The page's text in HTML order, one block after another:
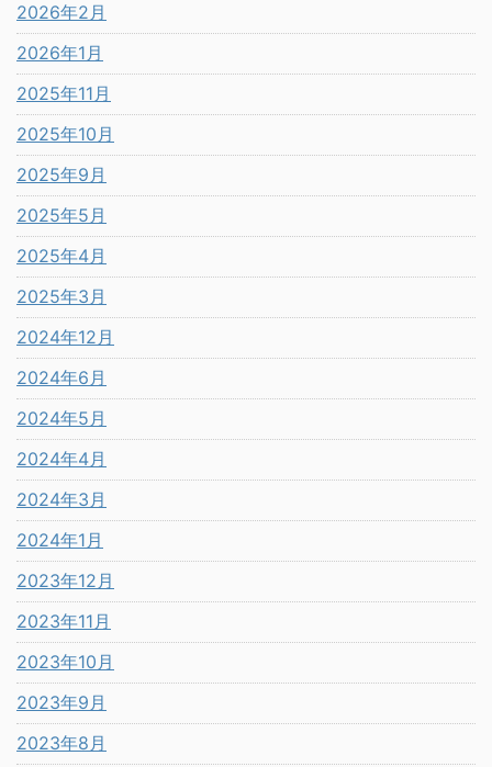
2026年2月
2026年1月
2025年11月
2025年10月
2025年9月
2025年5月
2025年4月
2025年3月
2024年12月
2024年6月
2024年5月
2024年4月
2024年3月
2024年1月
2023年12月
2023年11月
2023年10月
2023年9月
2023年8月